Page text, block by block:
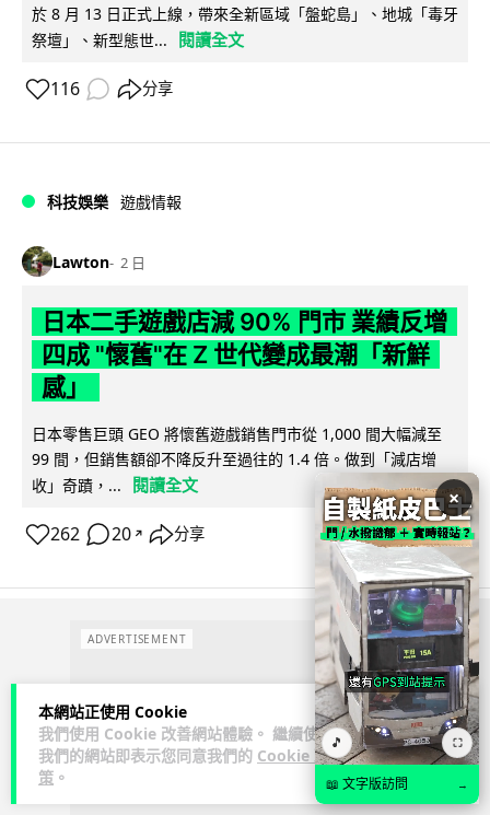
本網站正使用 Cookie
我們使用 Cookie 改善網站體驗。 繼續使用
我們的網站即表示您同意我們的 Cookie 政
策 。
於 8 月 13 日正式上線，帶來全新區域「盤蛇島」、地城「毒牙
祭壇」、新型態世...
閱讀全文
116 分享
科技娛樂 遊戲情報
Lawton 2 日
日本二手遊戲店減 90% 門市 業績反增
四成 "懷舊"在 Z 世代變成最潮「新鮮
感」
日本零售巨頭 GEO 將懷舊遊戲銷售門市從 1,000 間大幅減至
99 間，但銷售額卻不降反升至過往的 1.4 倍。做到「減店增
收」奇蹟，...
閱讀全文
262 20 ↗ 分享
ADVERTISEMENT
×
🎵 ⛶
📖 文字版訪問 →